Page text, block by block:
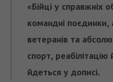
«Бійці у справжніх
командні поєдинки,
ветеранів та
спорт,
йдеться у дописі.